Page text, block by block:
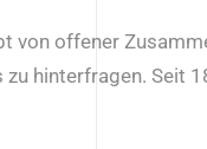
von offener
hinterfragen. Seit